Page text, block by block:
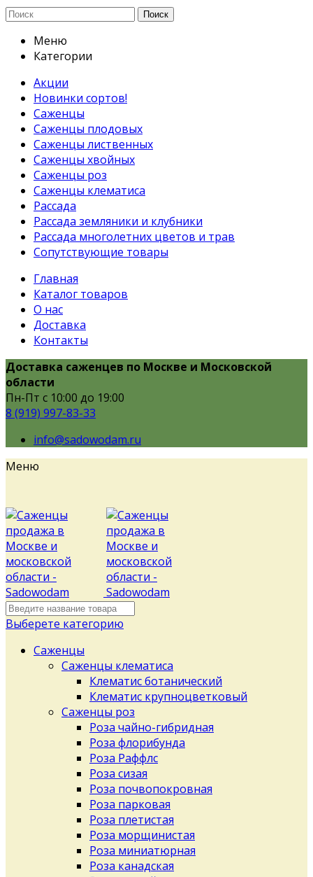
Поиск
Меню
Категории
Акции
Новинки сортов!
Саженцы
Саженцы плодовых
Саженцы лиственных
Саженцы хвойных
Саженцы роз
Саженцы клематиса
Рассада
Рассада земляники и клубники
Рассада многолетних цветов и трав
Сопутствующие товары
Главная
Каталог товаров
О нас
Доставка
Контакты
Доставка саженцев по Москве и Московской
области
Пн-Пт с 10:00 до 19:00
8 (919) 997-83-33
info@sadowodam.ru
Меню
Выберете категорию
Саженцы
Саженцы клематиса
Клематис ботанический
Клематис крупноцветковый
Саженцы роз
Роза чайно-гибридная
Роза флорибунда
Роза Раффлс
Роза сизая
Роза почвопокровная
Роза парковая
Роза плетистая
Роза морщинистая
Роза миниатюрная
Роза канадская